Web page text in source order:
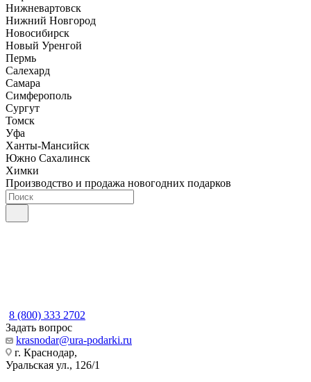
Нижневартовск
Нижний Новгород
Новосибирск
Новый Уренгой
Пермь
Салехард
Самара
Симферополь
Сургут
Томск
Уфа
Ханты-Мансийск
Южно Сахалинск
Химки
Производство и продажа новогодних подарков
8 (800) 333 2702
Задать вопрос
krasnodar@ura-podarki.ru
г. Краснодар,
Уральская ул., 126/1